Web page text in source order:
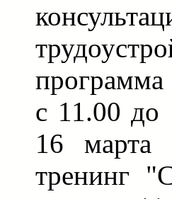
программа
с 11.00 до
16
тренинг